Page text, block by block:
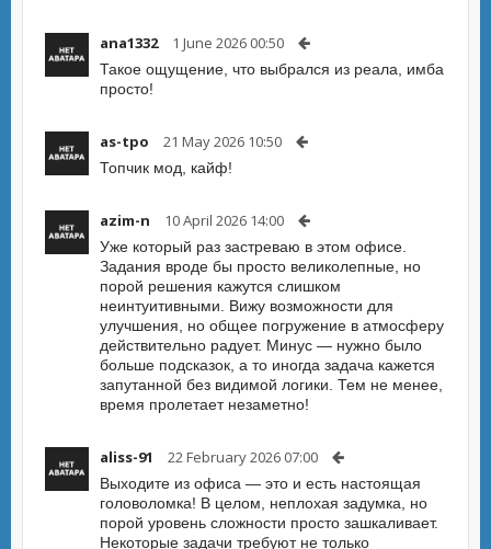
ana1332 1 June 2026 00:50
Такое ощущение, что выбрался из реала, имба
просто!
as-tpo 21 May 2026 10:50
Топчик мод, кайф!
azim-n 10 April 2026 14:00
Уже который раз застреваю в этом офисе.
Задания вроде бы просто великолепные, но
порой решения кажутся слишком
неинтуитивными. Вижу возможности для
улучшения, но общее погружение в атмосферу
действительно радует. Минус — нужно было
больше подсказок, а то иногда задача кажется
запутанной без видимой логики. Тем не менее,
время пролетает незаметно!
aliss-91 22 February 2026 07:00
Выходите из офиса — это и есть настоящая
головоломка! В целом, неплохая задумка, но
порой уровень сложности просто зашкаливает.
Некоторые задачи требуют не только